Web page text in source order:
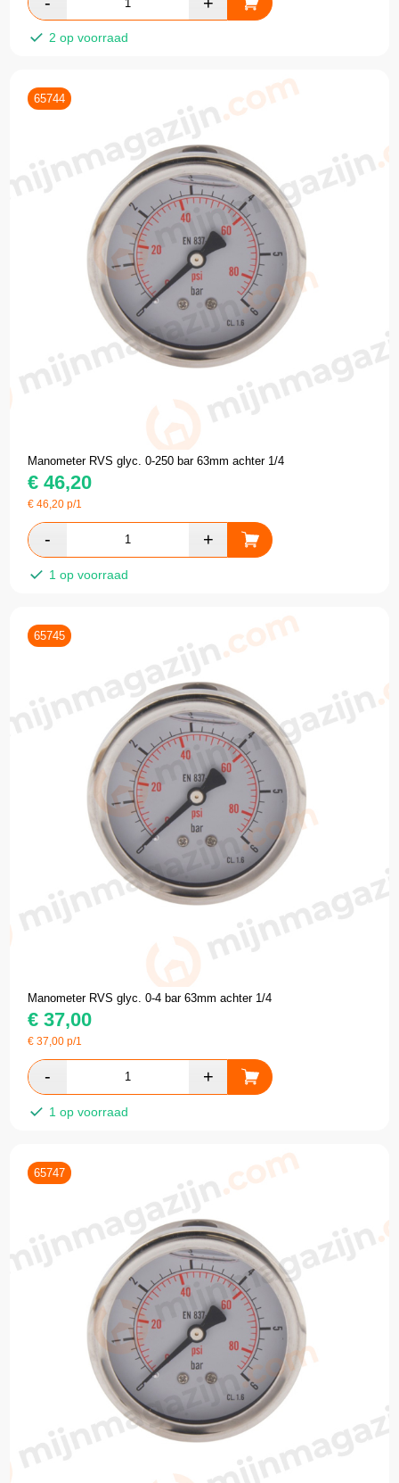
2 op voorraad
65744
Manometer RVS glyc. 0-250 bar 63mm achter 1/4
€ 46,20
€46,20 p/1
1 op voorraad
65745
Manometer RVS glyc. 0-4 bar 63mm achter 1/4
€ 37,00
€37,00 p/1
1 op voorraad
65747